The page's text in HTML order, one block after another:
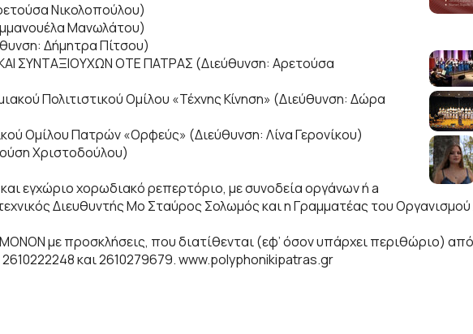
Νικολοπούλου)
Μανωλάτου)
Δήμητρα Πίτσου)
ΣΥΝΤΑΞΙΟΥΧΩΝ ΟΤΕ ΠΑΤΡΑΣ (Διεύθυνση: Αρετούσα
Πολιτιστικού Ομίλου «Τέχνης Κίνηση» (Διεύθυνση: Δώρα
Ομίλου Πατρών «Ορφεύς» (Διεύθυνση: Λίνα Γερονίκου)
Χριστοδούλου)
εγχώριο χορωδιακό ρεπερτόριο, με συνοδεία οργάνων ή a
Διευθυντής Μο Σταύρος Σολωμός και η Γραμματέας του
ΜΟΝΟΝ με προσκλήσεις, που διατίθενται (εφ’ όσον υπάρχει περιθώριο)
και 2610279679. www.polyphonikipatras.gr